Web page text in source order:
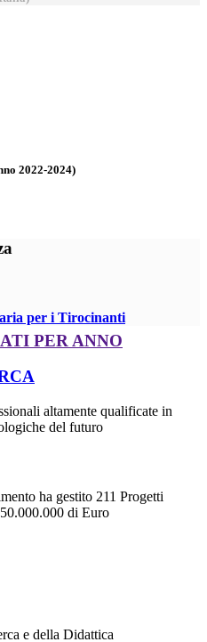
2022-2024)
per i Tirocinanti
PER ANNO
altamente qualificate in
del futuro
ha gestito 211 Progetti
di Euro
e della Didattica